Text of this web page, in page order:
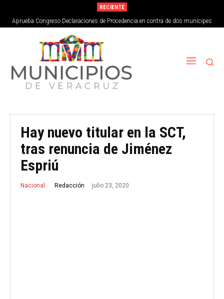
RECIENTE
Aprueba Congreso Declaraciones de Procedencia en contra de dos munícipes
Hay nuevo titular en la SCT,
tras renuncia de Jiménez
Espriú
Nacional Redacción julio 23, 2020